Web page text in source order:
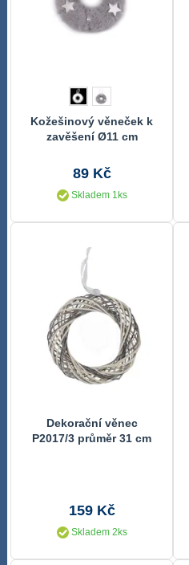
Kožešinový věneček k
zavěšení Ø11 cm
89 Kč
Skladem 1ks
Dekorační věnec
P2017/3 průměr 31 cm
159 Kč
Skladem 2ks